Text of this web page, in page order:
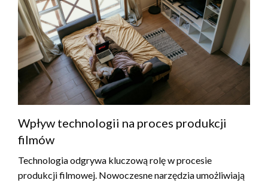
Wpływ technologii na proces produkcji
filmów
Technologia odgrywa kluczową rolę w procesie
produkcji filmowej. Nowoczesne narzędzia umożliwiają